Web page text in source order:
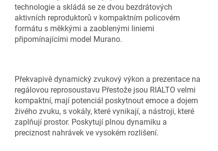
technologie a skládá se ze dvou bezdrátových
aktivních reproduktorů v kompaktním policovém
formátu s měkkými a zaoblenými liniemi
připomínajícími model Murano.
Překvapivě dynamický zvukový výkon a prezentace na
regálovou reprosoustavu Přestože jsou RIALTO velmi
kompaktní, mají potenciál poskytnout emoce a dojem
živého zvuku, s vokály, které vynikají, a nástroji, které
zaplňují prostor. Poskytují plnou dynamiku a
preciznost nahrávek ve vysokém rozlišení.